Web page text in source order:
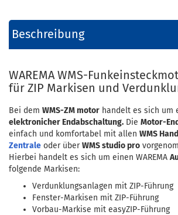
Beschreibung
WAREMA WMS-
für ZIP Markisen und
Bei dem WMS-ZM motor handelt es sich um
elektronicher Endabschaltung. Die Motor-
einfach und komfortabel mit allen WMS
Zentrale oder überWMS studio pro
Hierbei handelt es sich um einen WAREMA
folgende Markisen:
Verdunklungsanlagen mit ZIP-Führung
Fenster-Markisen mit ZIP-Führung
Vorbau-Markise mit easyZIP-Führung